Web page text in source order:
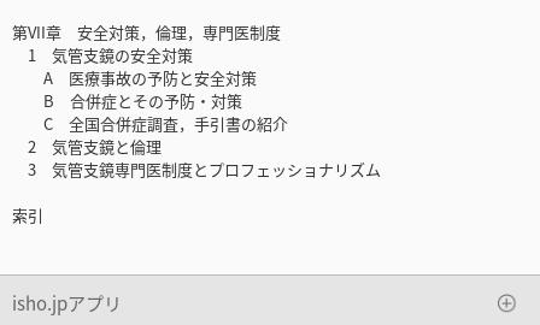
第VII章 安全対策，倫理，専門医制度
1 気管支鏡の安全対策
A 医療事故の予防と安全対策
B 合併症とその予防・対策
C 全国合併症調査，手引書の紹介
2 気管支鏡と倫理
3 気管支鏡専門医制度とプロフェッショナリズム
索引
isho.jpアプリ